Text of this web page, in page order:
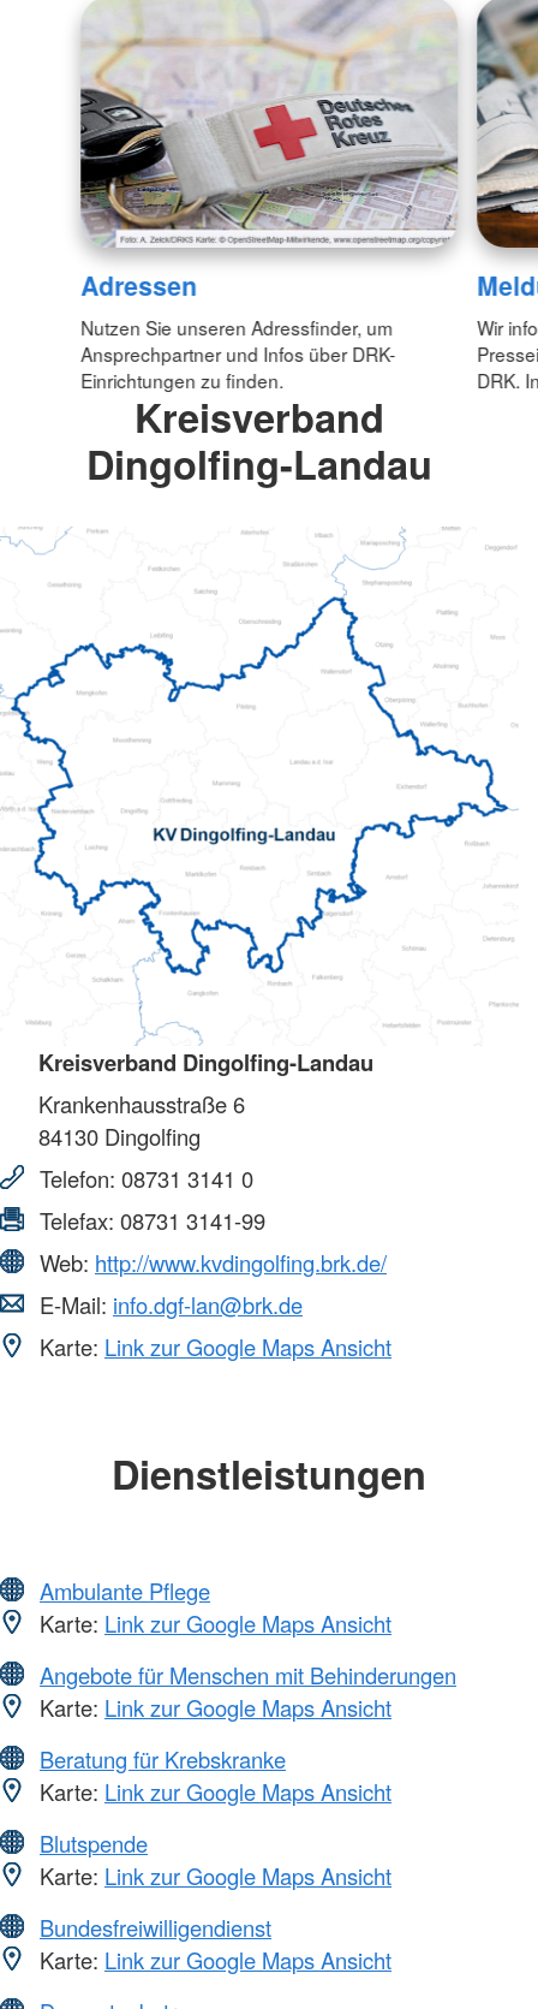
Adressen
Nutzen Sie unseren Adressfinder, um
Ansprechpartner und Infos über DRK-
Einrichtungen zu finden.
Wir
DRK.
Kreisverband
Dingolfing-Landau
Kreisverband Dingolfing-Landau
Krankenhausstraße 6
84130 Dingolfing
Telefon: 08731 3141 0
Telefax: 08731 3141-99
Web: http://www.kvdingolfing.brk.de/
E-Mail: info.dgf-lan@brk.de
Karte: Link zur Google Maps Ansicht
Dienstleistungen
Ambulante Pflege
Karte: Link zur Google Maps Ansicht
Angebote für Menschen mit Behinderungen
Karte: Link zur Google Maps Ansicht
Beratung für Krebskranke
Karte: Link zur Google Maps Ansicht
Blutspende
Karte: Link zur Google Maps Ansicht
Bundesfreiwilligendienst
Karte: Link zur Google Maps Ansicht